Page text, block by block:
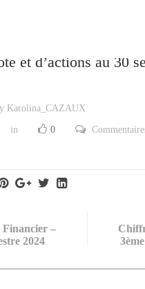
mensuelle relative au
et d’actions au 30
Karolina_CAZAUX
in 0
–
2024